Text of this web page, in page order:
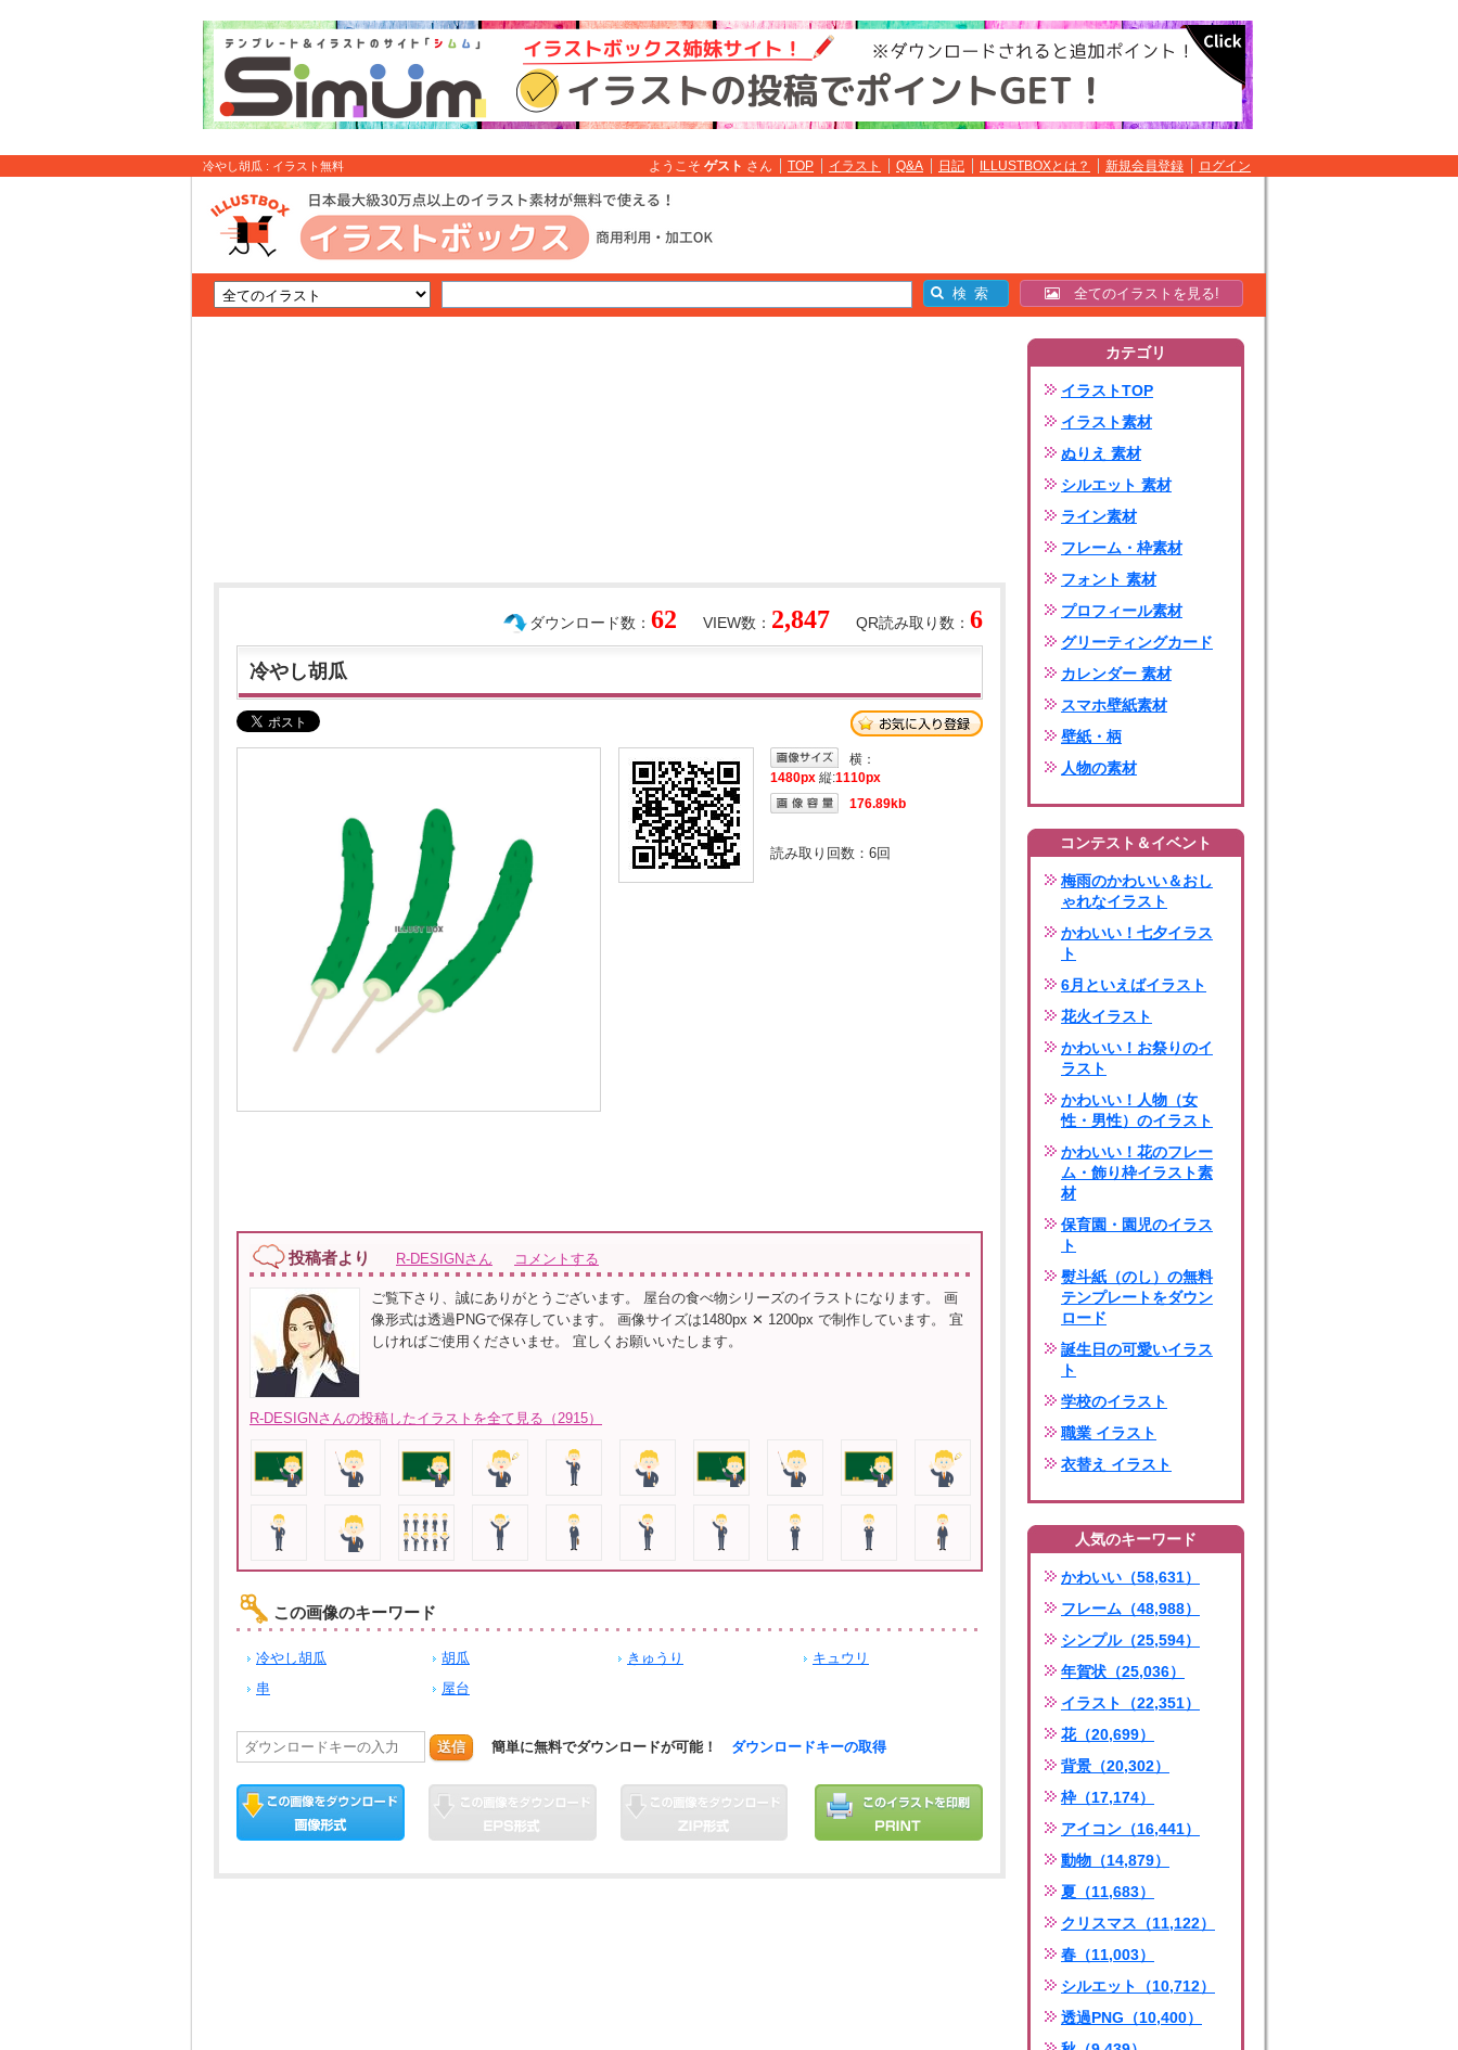
冷やし胡瓜 : イラスト無料 ようこそ ゲスト さん TOP イラスト Q&A 日記 ILLUSTBOXとは？ 新規会員登録 ログイン
全てのイラストを見る!
QR読み取り数： 6
VIEW数： 2,847
ダウンロード数： 62
冷やし胡瓜
横：
1480px 縦:1110px
176.89kb
読み取り回数： 6回
投稿者より R-DESIGNさん コメントする
ご覧下さり、誠にありがとうございます。 屋台の食べ物シリーズのイラストになります。 画
像形式は透過PNGで保存しています。 画像サイズは1480px ✕ 1200px で制作しています。 宜
しければご使用くださいませ。 宜しくお願いいたします。
R-DESIGNさんの投稿したイラストを全て見る（2915）
この画像のキーワード
冷やし胡瓜 胡瓜 きゅうり
キュウリ
串
屋台
送信 簡単に無料でダウンロードが可能！ ダウンロードキーの取得
カテゴリ
イラストTOP
イラスト素材
ぬりえ 素材
シルエット 素材
ライン素材
フレーム・枠素材
フォント 素材
プロフィール素材
グリーティングカード
カレンダー 素材
スマホ壁紙素材
壁紙・柄
人物の素材
コンテスト＆イベント
梅雨のかわいい＆おし
ゃれなイラスト
かわいい！七夕イラス
ト
6月といえばイラスト
花火イラスト
かわいい！お祭りのイ
ラスト
かわいい！人物（女
性・男性）のイラスト
かわいい！花のフレー
ム・飾り枠イラスト素
材
保育園・園児のイラス
ト
熨斗紙（のし）の無料
テンプレートをダウン
ロード
誕生日の可愛いイラス
ト
学校のイラスト
職業 イラスト
衣替え イラスト
人気のキーワード
かわいい（58,631）
フレーム（48,988）
シンプル（25,594）
年賀状（25,036）
イラスト（22,351）
花（20,699）
背景（20,302）
枠（17,174）
アイコン（16,441）
動物（14,879）
夏（11,683）
クリスマス（11,122）
春（11,003）
シルエット（10,712）
透過PNG（10,400）